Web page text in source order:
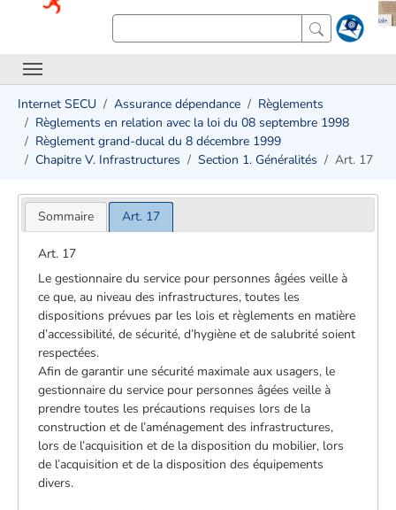
Internet SECU Assurance dépendance
Règlements
Règlements en relation avec la loi du 08 septembre 1998
Règlement grand-ducal du 8 décembre 1999
Chapitre V. Infrastructures
Section 1. Généralités Art. 17
Sommaire Art. 17
Art. 17
Le gestionnaire du service pour personnes âgées veille à
ce que, au niveau des infrastructures, toutes les
dispositions prévues par les lois et règlements en matière
d’accessibilité, de sécurité, d’hygiène et de salubrité soient
respectées.
Afin de garantir une sécurité maximale aux usagers, le
gestionnaire du service pour personnes âgées veille à
prendre toutes les précautions requises lors de la
construction et de l’aménagement des infrastructures,
lors de l’acquisition et de la disposition du mobilier, lors
de l’acquisition et de la disposition des équipements
divers.